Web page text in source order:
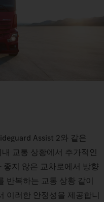
Assist 2와 같은
교통 상황에서 추가적인
지 않은 교차로에서 방향
반복하는 교통 상황 같이
이러한 안정성을 제공합니